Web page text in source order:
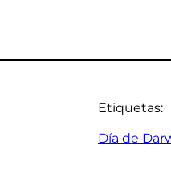
Etiquetas:
Día de